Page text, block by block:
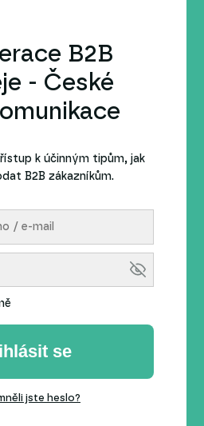
B2B
- České
k účinným tipům, jak
B2B zákazníkům.
se
jste heslo?